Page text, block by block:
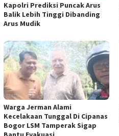
Kapolri Prediksi Puncak Arus
Balik Lebih Tinggi Dibanding
Arus Mudik
Warga Jerman Alami
Kecelakaan Tunggal Di Cipanas
Bogor LSM Tamperak Sigap